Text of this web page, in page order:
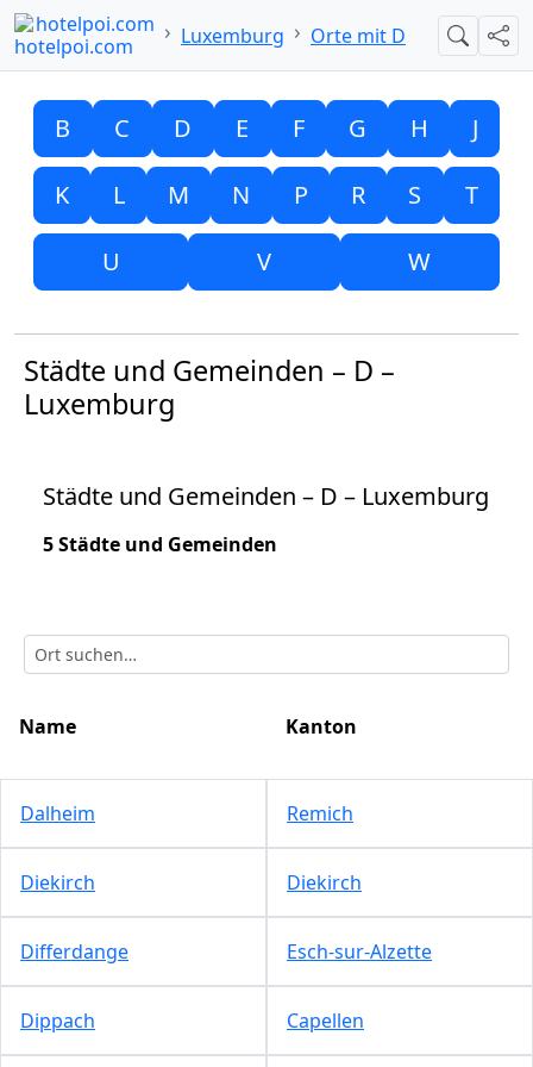
hotelpoi.com Luxemburg Orte mit D Suche
B C D E F G H J
K L M N P R S T
U V W
Städte und Gemeinden – D –
Luxemburg
Städte und Gemeinden – D – Luxemburg
5 Städte und Gemeinden
Name Kanton
Dalheim Remich
Diekirch Diekirch
Differdange Esch-sur-Alzette
Dippach Capellen